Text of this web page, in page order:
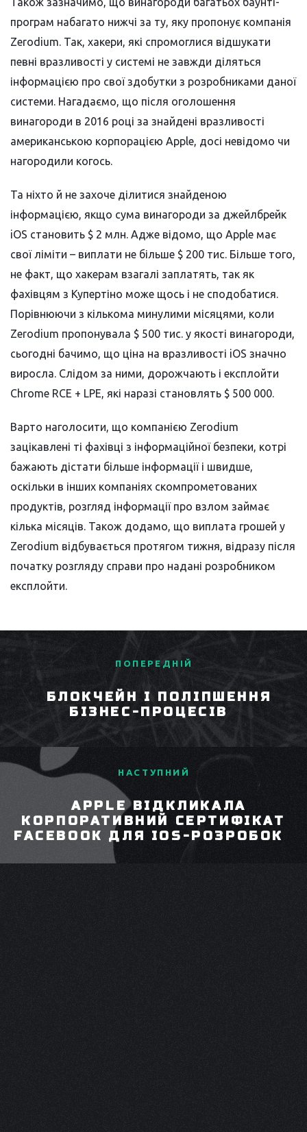
програм набагато нижчі за ту, яку пропонує компанія
Zerodium. Так, хакери, які спромоглися відшукати
певні вразливості у системі не завжди діляться
інформацією про свої здобутки з розробниками даної
системи. Нагадаємо, що після оголошення
винагороди в 2016 році за знайдені вразливості
американською корпорацією Apple, досі невідомо чи
нагородили когось.
Та ніхто й не захоче ділитися знайденою
інформацією, якщо сума винагороди за джейлбрейк
iOS становить $ 2 млн. Адже відомо, що Apple має
свої ліміти – виплати не більше $ 200 тис. Більше того,
не факт, що хакерам взагалі заплатять, так як
фахівцям з Купертіно може щось і не сподобатися.
Порівнюючи з кількома минулими місяцями, коли
Zerodium пропонувала $ 500 тис. у якості винагороди,
сьогодні бачимо, що ціна на вразливості iOS значно
виросла. Слідом за ними, дорожчають і експлойти
Chrome RCE + LPE, які наразі становлять $ 500 000.
Варто наголосити, що компанією Zerodium
зацікавлені ті фахівці з інформаційної безпеки, котрі
бажають дістати більше інформації і швидше,
оскільки в інших компаніях скомпрометованих
продуктів, розгляд інформації про взлом займає
кілька місяців. Також додамо, що виплата грошей у
Zerodium відбувається протягом тижня, відразу після
початку розгляду справи про надані розробником
експлойти.
ПОПЕРЕДНІЙ
БЛОКЧЕЙН І ПОЛІПШЕННЯ
БІЗНЕС-ПРОЦЕСІВ
НАСТУПНИЙ
APPLE ВІДКЛИКАЛА
КОРПОРАТИВНИЙ СЕРТИФІКАТ
FACEBOOK ДЛЯ IOS-РОЗРОБОК